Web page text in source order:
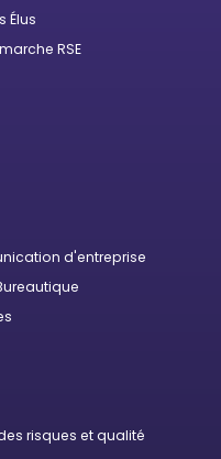
Élus
RSE
d'entreprise
risques et qualité